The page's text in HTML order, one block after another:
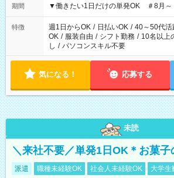
期間 ▼働きたい1日だけの単発OK ＃8月
特徴 週1日からOK / 日払いOK / 40～50代活
OK / 服装自由 / シフト勤務 / 10名以上
し / パソコンスキル不要
気になる！ 応募する
未読
＼来社不要／単発1日OK＊お菓子
派遣 職種未経験OK 社会人未経験OK 大学生